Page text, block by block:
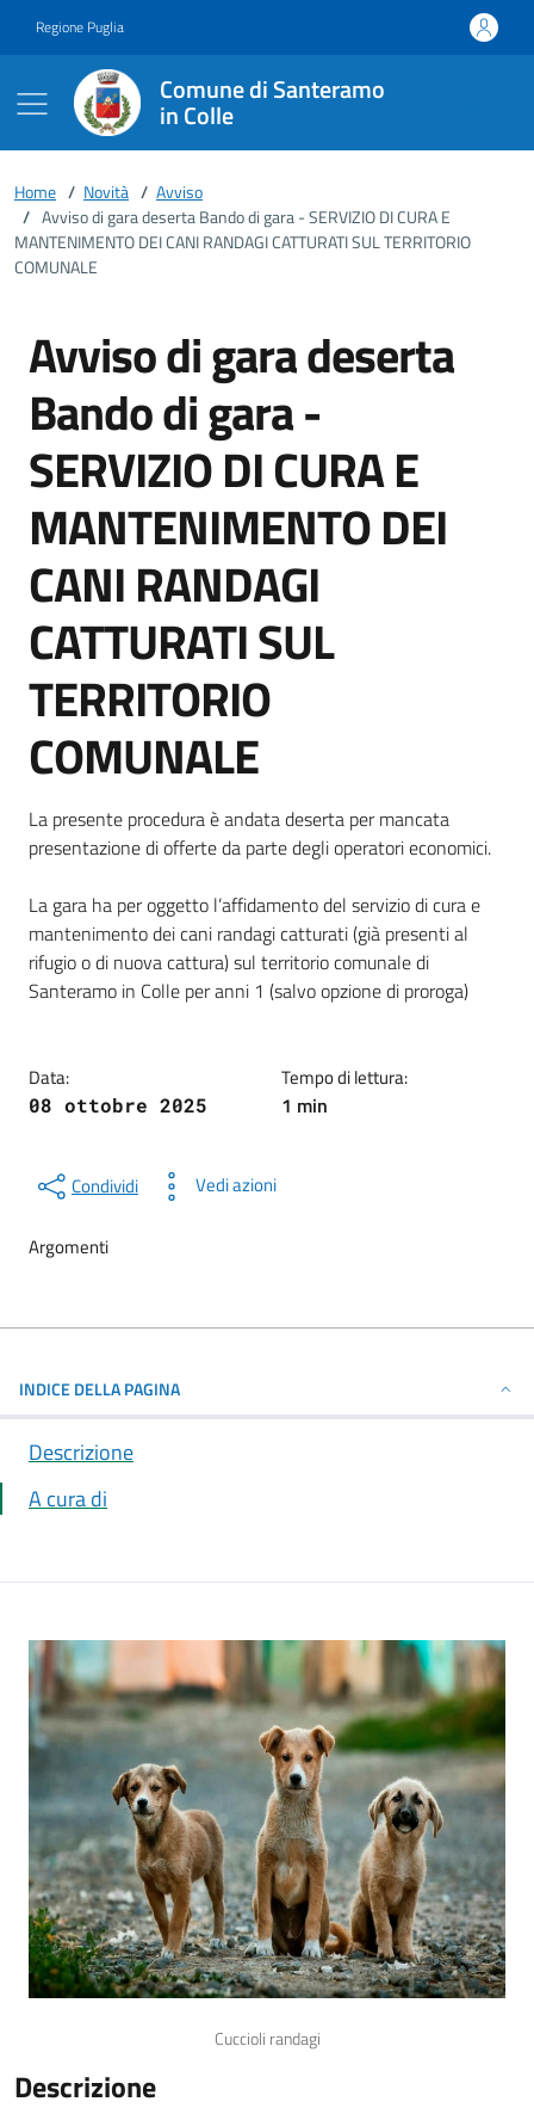
Regione Puglia
Comune di Santeramo
in Colle
Home / Novità / Avviso
/ Avviso di gara deserta Bando di gara - SERVIZIO DI CURA E
MANTENIMENTO DEI CANI RANDAGI CATTURATI SUL TERRITORIO
COMUNALE
Avviso di gara deserta
Bando di gara -
SERVIZIO DI CURA E
MANTENIMENTO DEI
CANI RANDAGI
CATTURATI SUL
TERRITORIO
COMUNALE
Dettagli della notizia
La presente procedura è andata deserta per mancata
presentazione di offerte da parte degli operatori economici.
La gara ha per oggetto l’affidamento del servizio di cura e
mantenimento dei cani randagi catturati (già presenti al
rifugio o di nuova cattura) sul territorio comunale di
Santeramo in Colle per anni 1 (salvo opzione di proroga)
Data:
08 ottobre 2025
Tempo di lettura:
1 min
Condividi Vedi azioni
Argomenti
INDICE DELLA PAGINA
Descrizione
A cura di
Cuccioli randagi
Descrizione